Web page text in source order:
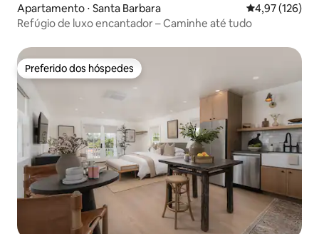
Apartamento ⋅ Santa Barbara 4,97 de uma
4,97 (126)
Refúgio de luxo encantador – Caminhe até tudo
Preferido dos hóspedes
Preferido dos hóspedes